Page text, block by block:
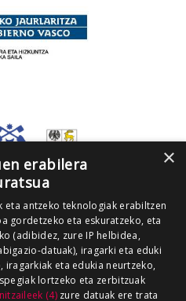
×
erabilera
eta antzeko teknologiak erabiltzen
gordetzeko eta eskuratzeko, eta
(adibidez, zure IP helbidea,
datuak), iragarki eta eduki
iragarkiak eta edukia neurtzeko,
lortzeko eta zerbitzuak
(4)zure datuak ere trata